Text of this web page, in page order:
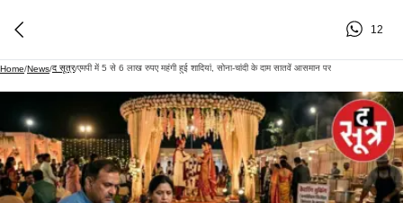
12
Home/News/द सूत्र/एमपी में 5 से 6 लाख रुपए महंगी हुई शादियां, सोना-चांदी के दाम सातवें आसमान पर